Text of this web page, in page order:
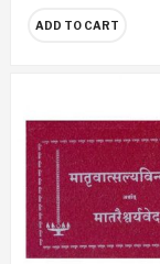
ADD TO CART